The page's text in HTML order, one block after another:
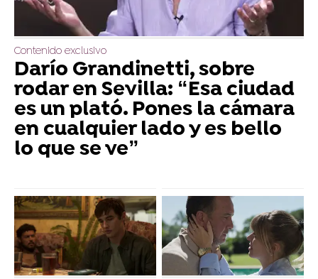
Contenido exclusivo
Darío Grandinetti, sobre
rodar en Sevilla: “Esa ciudad
es un plató. Pones la cámara
en cualquier lado y es bello
lo que se ve”